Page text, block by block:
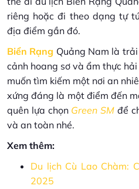
riêng hoặc đi theo dạng tự
địa điểm gần đó.
Biển Rạng Quảng Nam là
cảnh hoang sơ và ẩm thực
muốn tìm kiếm một nơi an
xứng đáng là một điểm đến
quên lựa chọn Green SM để
và an toàn nhé.
Xem thêm:
Du lịch Cù Lao Chàm:
2025